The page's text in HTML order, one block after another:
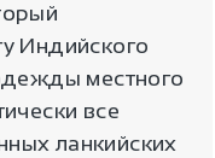
Индийского
местного
все
ланкийских